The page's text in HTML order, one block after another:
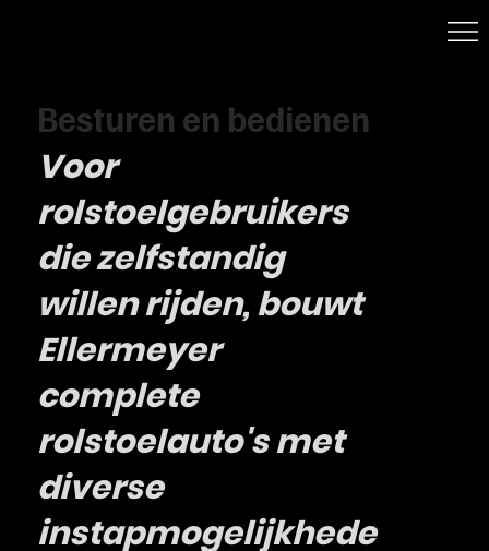
Besturen en bedienen
Voor
rolstoelgebruikers
die zelfstandig
willen rijden, bouwt
Ellermeyer
complete
rolstoelauto's met
diverse
instapmogelijkhede